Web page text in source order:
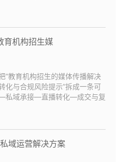
育机构招生媒
“教育机构招生的媒体传播解决
化与合规风险提示”拆成一条可
私域承接—直播转化—成交与复
域运营解决方案